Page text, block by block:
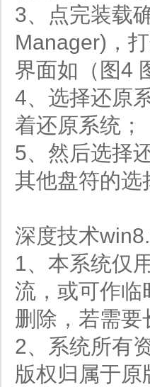
3、点完装载
Manager)，
界面如（图4
4、选择还原
着还原系统；
5、然后选择
其他盘符的选
深度技术
1、本系统仅
流，或可作临
删除，若需要
2、系统所有
版权归属于